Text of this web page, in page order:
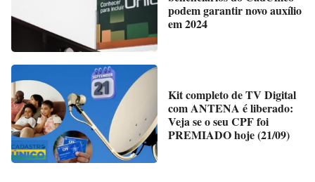
podem garantir novo auxílio
em 2024
Kit completo de TV Digital
com ANTENA é liberado:
Veja se o seu CPF foi
PREMIADO hoje (21/09)